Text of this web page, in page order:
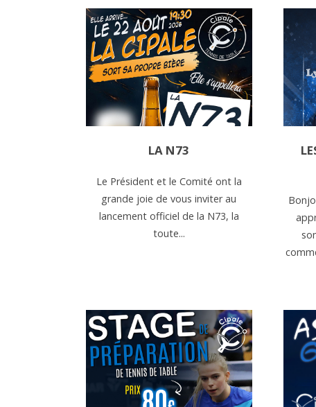
LA N73
Le Président et le Comité ont la
grande joie de vous inviter au
lancement officiel de la N73, la
toute...